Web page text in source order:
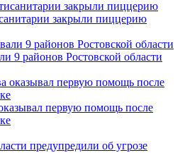
закрыли пиццерию
9 районов Ростовской области
первую помощь после